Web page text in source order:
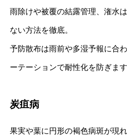
雨除けや被覆の結露管理、潅水
ない方法を徹底。
予防散布は雨前や多湿予報に合
ーテーションで耐性化を防ぎます
炭疽病
果実や葉に円形の褐色病斑が現